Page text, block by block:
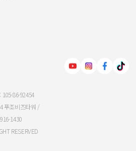
86-92454
푸조비즈타워 /
1430
RESERVED